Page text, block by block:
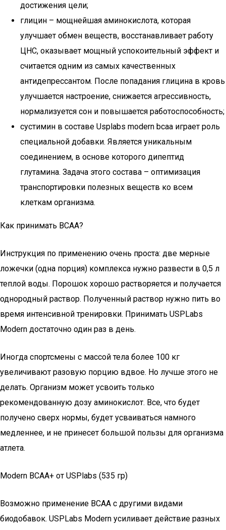
достижения цели;
глицин – мощнейшая аминокислота, которая
улучшает обмен веществ, восстанавливает работу
ЦНС, оказывает мощный успокоительный эффект и
считается одним из самых качественных
антидепрессантом. После попадания глицина в кровь
улучшается настроение, снижается агрессивность,
нормализуется сон и повышается работоспособность;
сустимин в составе Usplabs modern bcaa играет роль
специальной добавки. Является уникальным
соединением, в основе которого дипептид
глутамина. Задача этого состава – оптимизация
транспортировки полезных веществ ко всем
клеткам организма.
Как принимать BCAA?
Инструкция по применению очень проста: две мерные
ложечки (одна порция) комплекса нужно развести в 0,5 л
теплой воды. Порошок хорошо растворяется и получается
однородный раствор. Полученный раствор нужно пить во
время интенсивной тренировки. Принимать USPLabs
Modern достаточно один раз в день.
Иногда спортсмены с массой тела более 100 кг
увеличивают разовую порцию вдвое. Но лучше этого не
делать. Организм может усвоить только
рекомендованную дозу аминокислот. Все, что будет
получено сверх нормы, будет усваиваться намного
медленнее, и не принесет большой пользы для организма
атлета.
Modern BCAA+ от USPlabs (535 гр)
Возможно применение BCAA с другими видами
биодобавок. USPLabs Мodern усиливает действие разных